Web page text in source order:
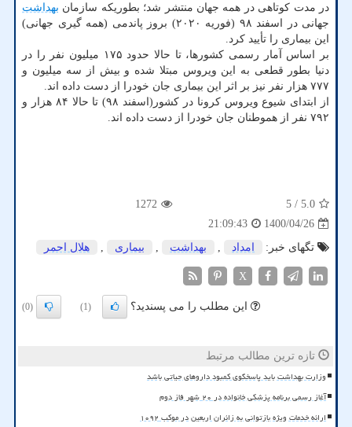
در مدت کوتاهی در همه جهان منتشر شد؛ بطوریکه سازمان بهداشت
جهانی در اسفند ۹۸ (فوریه ۲۰۲۰) بروز پاندمی (همه گیری جهانی)
این بیماری را تأیید کرد.
بر اساس آمار رسمی کشورها، تا حالا حدود ۱۷۵ میلیون نفر را در
دنیا بطور قطعی به این ویروس مبتلا شده و بیش از سه میلیون و
۷۷۷ هزار نفر نیز بر اثر این بیماری جان خودرا از دست داده اند.
از ابتدای شیوع ویروس کرونا در کشور(اسفند ۹۸) تا حالا ۸۴ هزار و
۷۹۲ نفر از هموطنان جان خودرا از دست داده اند.
5.0
/ 5
1272
1400/04/26
21:09:43
تگهای خبر:
امداد , بهداشت , بیماری , هلال احمر
X
این مطلب را می پسندید؟ (1)
(0)
تازه ترین مطالب مرتبط
وزارت بهداشت باید پاسخگوی کمبود داروهای حیاتی باشد
آغاز رسمی برنامه پزشکی خانواده در ۲۰ شهر فاز دوم
ارائه خدمات ویژه بازتوانی به زائران اربعین در موکب ۱۰۹۲